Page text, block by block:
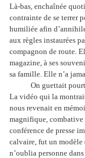
Là-bas, enchaînée
contrainte de se terrer
humiliée afin
aux règles instaurées
compagnon de route.
magazine, à ses
sa famille. Elle n’a
On guettait
La vidéo qui la
nous revenait en
magnifique, combative
conférence de presse
calvaire, fut un modèle
n’oublia personne